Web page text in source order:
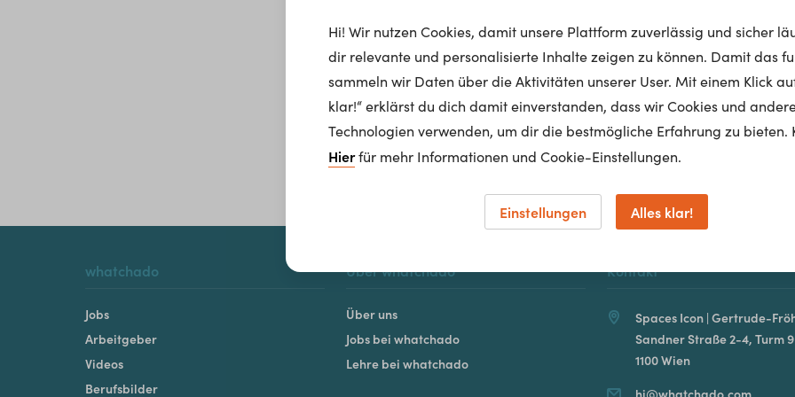
Homepage
whatchado
Jobs
Arbeitgeber
Videos
Berufsbilder
Über whatchado
Über uns
Jobs bei whatchado
Lehre bei whatchado
Kontakt
Spaces Icon | Gertrude-
Sandner Straße 2-4, Turm 9
1100 Wien
hi@whatchado.com
Hi! Wir nutzen Cookies, damit unsere Plattform zuverlässig und sicher
dir relevante und personalisierte Inhalte zeigen zu können. Damit das
sammeln wir Daten über die Aktivitäten unserer User. Mit einem Klick
klar!“ erklärst du dich damit einverstanden, dass wir Cookies und
Technologien verwenden, um dir die bestmögliche Erfahrung zu bieten.
Hierfür mehr Informationen und Cookie-Einstellungen.
Einstellungen Alles klar!